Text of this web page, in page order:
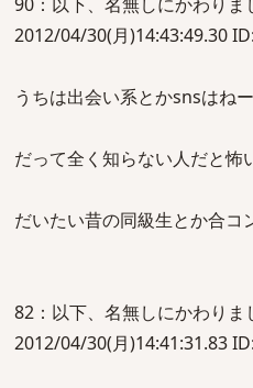
2012/04/30(月)14:43:49.30
うちは出会い系とかsnsはね
だって全く知らない人だと怖
だいたい昔の同級生とか合コ
82：以下、名無しにかわりま
2012/04/30(月)14:41:31.83